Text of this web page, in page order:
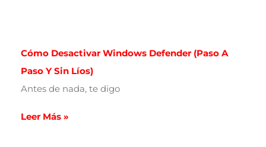
Cómo Desactivar Windows Defender (paso A
Paso Y Sin Líos)
Antes de nada, te digo
Leer Más »